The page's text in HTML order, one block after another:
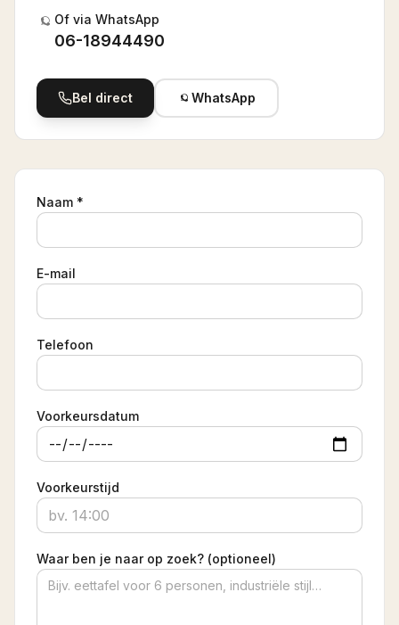
Of via WhatsApp
06-18944490
Bel direct WhatsApp
Naam *
E-mail
Telefoon
Voorkeursdatum
Voorkeurstijd
Waar ben je naar op zoek? (optioneel)